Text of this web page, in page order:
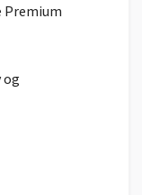
Premium
og